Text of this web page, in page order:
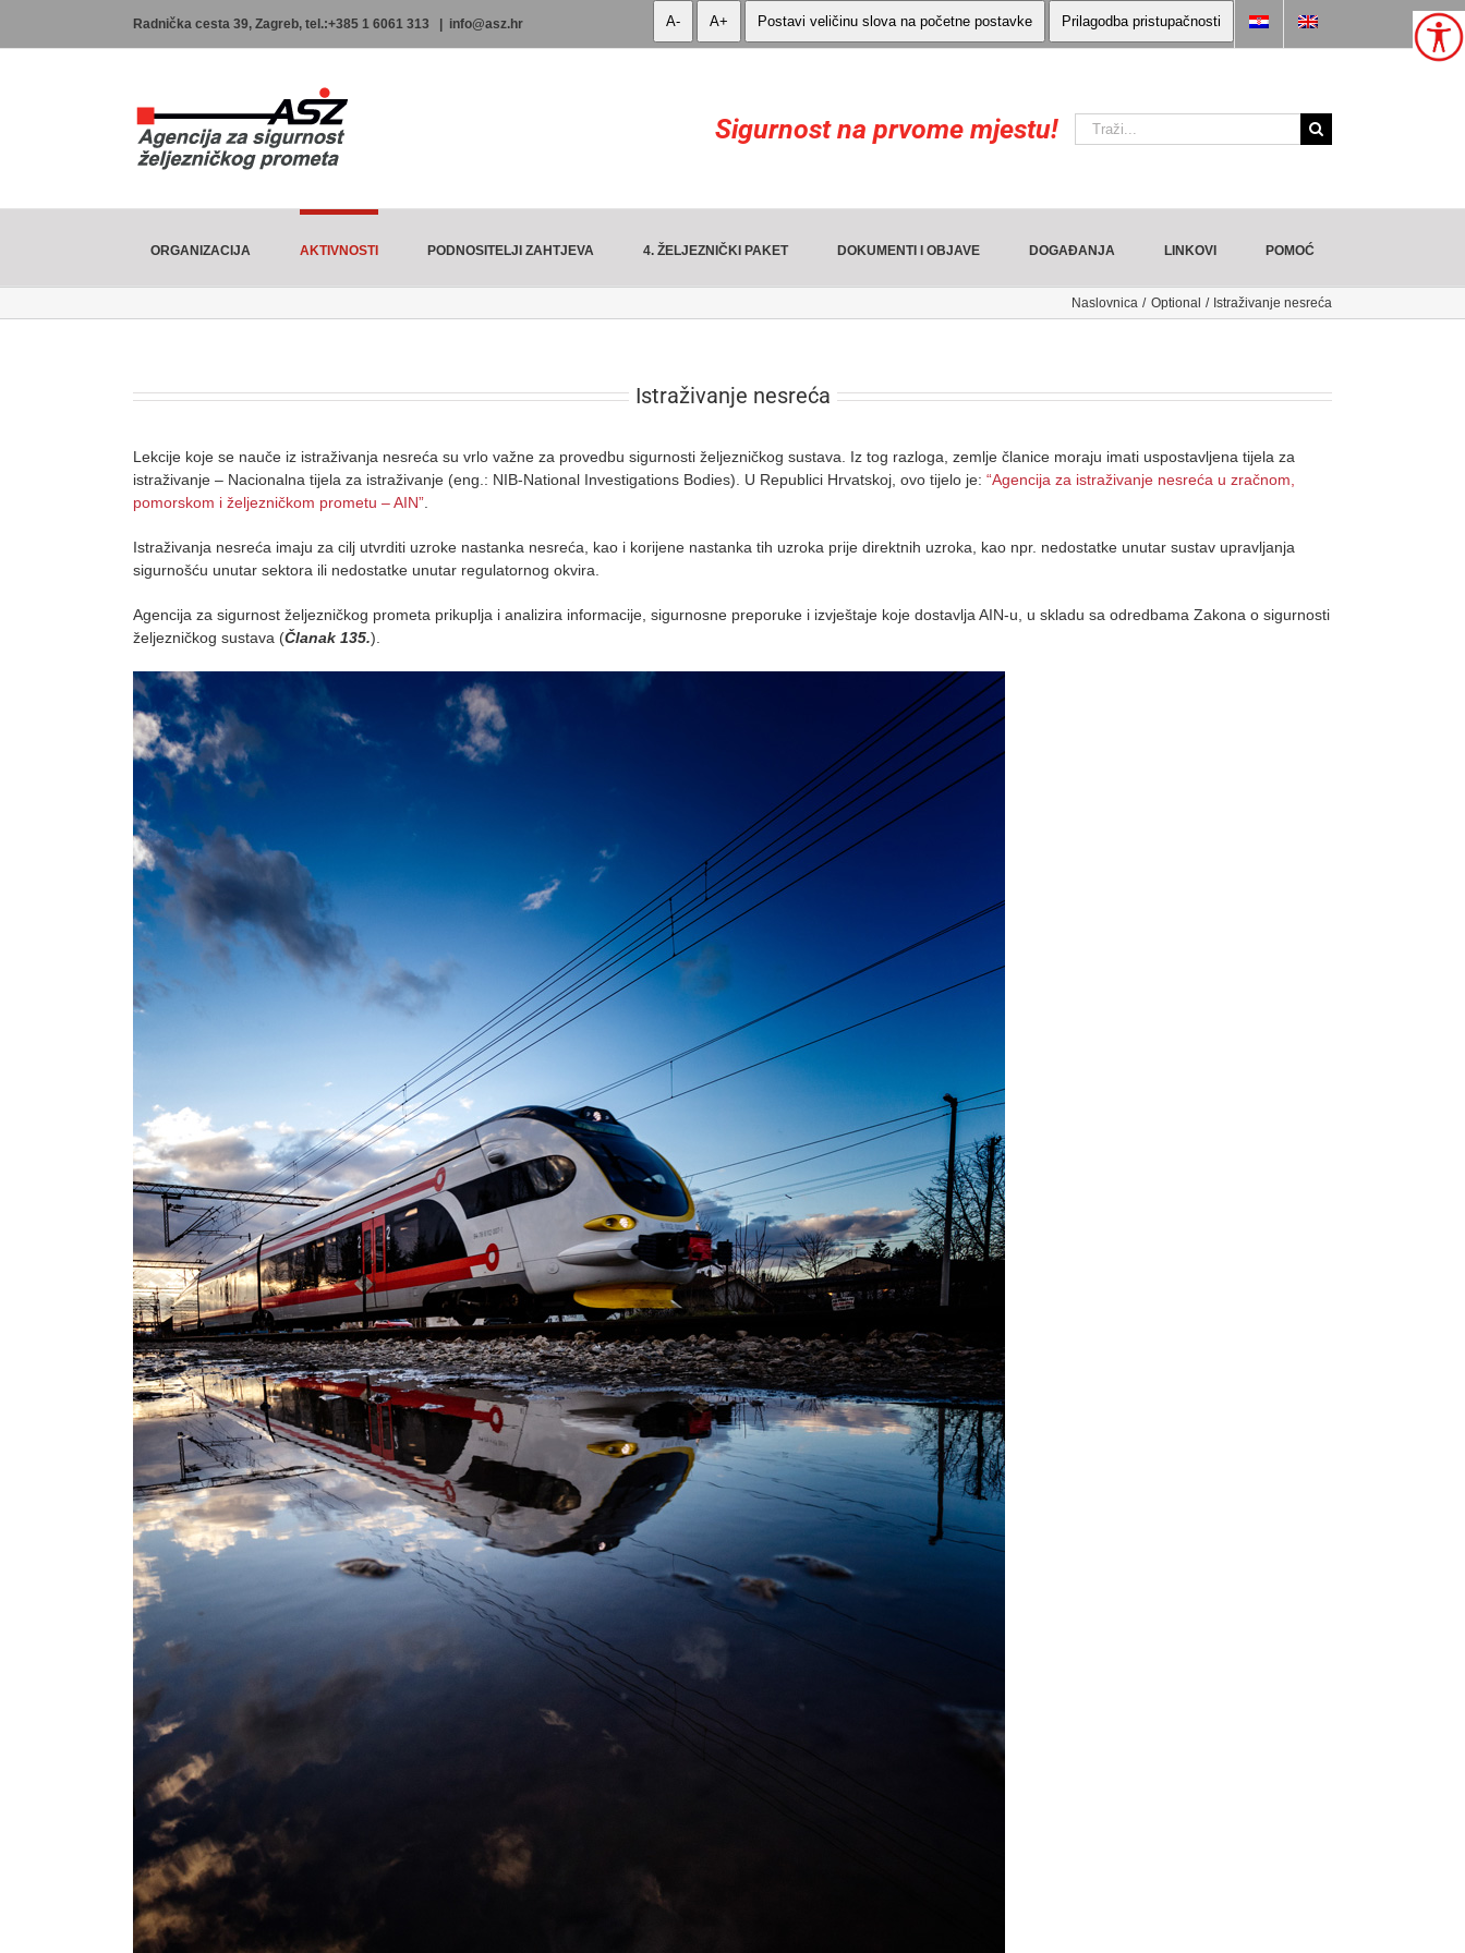
Radnička cesta 39, Zagreb, tel.:+385 1 6061 313 info@asz.hr A- A+ Postavi veličinu slova na početne postavke Prilagodba pristupačnosti
Sigurnost na prvome mjestu! Traži:
ORGANIZACIJA AKTIVNOSTI PODNOSITELJI ZAHTJEVA 4. ŽELJEZNIČKI PAKET DOKUMENTI I OBJAVE DOGAĐANJA LINKOVI POMOĆ
Naslovnica Optional Istraživanje nesreća
Istraživanje nesreća
Lekcije koje se nauče iz istraživanja nesreća su vrlo važne za provedbu sigurnosti željezničkog sustava. Iz tog razloga, zemlje članice moraju imati uspostavljena tijela za
istraživanje – Nacionalna tijela za istraživanje (eng.: NIB-National Investigations Bodies). U Republici Hrvatskoj, ovo tijelo je: “Agencija za istraživanje nesreća u zračnom,
pomorskom i željezničkom prometu – AIN”
Istraživanja nesreća imaju za cilj utvrditi uzroke nastanka nesreća, kao i korijene nastanka tih uzroka prije direktnih uzroka, kao npr. nedostatke unutar sustav upravljanja
sigurnošću unutar sektora ili nedostatke unutar regulatornog okvira.
Agencija za sigurnost željezničkog prometa prikuplja i analizira informacije, sigurnosne preporuke i izvještaje koje dostavlja AIN-u, u skladu sa odredbama Zakona o sigurnosti
željezničkog sustava (Članak 135.).